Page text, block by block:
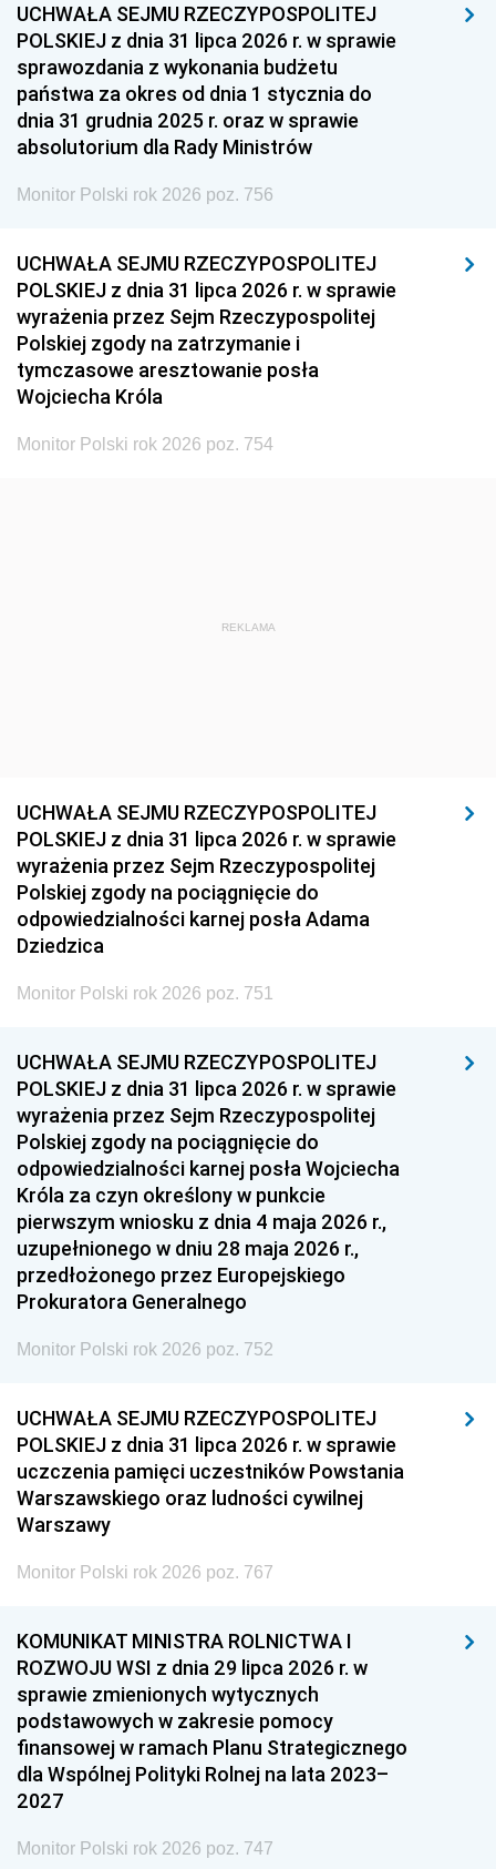
1939 1938 1937
1936 1930
UCHWAŁA SEJMU RZECZYPOSPOLITEJ
POLSKIEJ z dnia 31 lipca 2026 r. w sprawie
sprawozdania z wykonania budżetu
państwa za okres od dnia 1 stycznia do
dnia 31 grudnia 2025 r. oraz w sprawie
absolutorium dla Rady Ministrów
Monitor Polski rok 2026 poz. 756
UCHWAŁA SEJMU RZECZYPOSPOLITEJ
POLSKIEJ z dnia 31 lipca 2026 r. w sprawie
wyrażenia przez Sejm Rzeczypospolitej
Polskiej zgody na zatrzymanie i
tymczasowe aresztowanie posła
Wojciecha Króla
Monitor Polski rok 2026 poz. 754
REKLAMA
UCHWAŁA SEJMU RZECZYPOSPOLITEJ
POLSKIEJ z dnia 31 lipca 2026 r. w sprawie
wyrażenia przez Sejm Rzeczypospolitej
Polskiej zgody na pociągnięcie do
odpowiedzialności karnej posła Adama
Dziedzica
Monitor Polski rok 2026 poz. 751
UCHWAŁA SEJMU RZECZYPOSPOLITEJ
POLSKIEJ z dnia 31 lipca 2026 r. w sprawie
wyrażenia przez Sejm Rzeczypospolitej
Polskiej zgody na pociągnięcie do
odpowiedzialności karnej posła Wojciecha
Króla za czyn określony w punkcie
pierwszym wniosku z dnia 4 maja 2026 r.,
uzupełnionego w dniu 28 maja 2026 r.,
przedłożonego przez Europejskiego
Prokuratora Generalnego
Monitor Polski rok 2026 poz. 752
UCHWAŁA SEJMU RZECZYPOSPOLITEJ
POLSKIEJ z dnia 31 lipca 2026 r. w sprawie
uczczenia pamięci uczestników Powstania
Warszawskiego oraz ludności cywilnej
Warszawy
Monitor Polski rok 2026 poz. 767
KOMUNIKAT MINISTRA ROLNICTWA I
ROZWOJU WSI z dnia 29 lipca 2026 r. w
sprawie zmienionych wytycznych
podstawowych w zakresie pomocy
finansowej w ramach Planu Strategicznego
dla Wspólnej Polityki Rolnej na lata 2023–
2027
Monitor Polski rok 2026 poz. 747